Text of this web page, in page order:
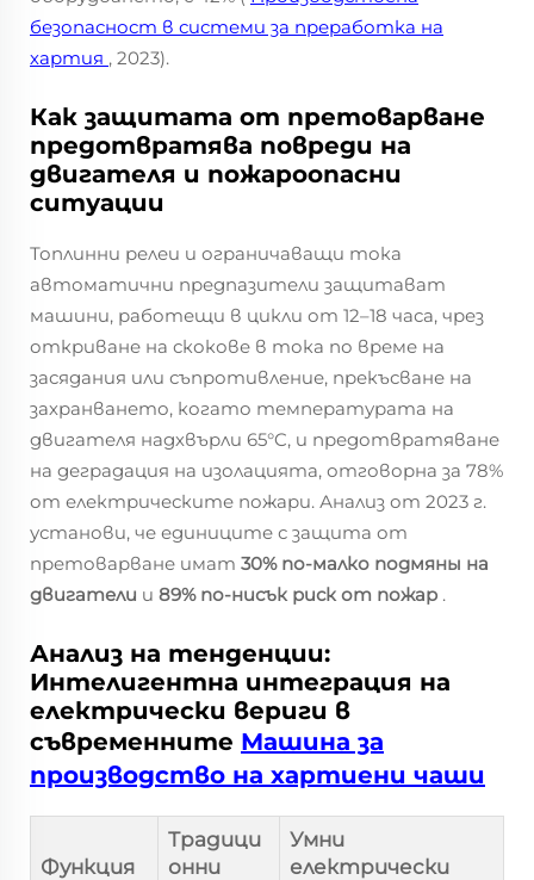
безопасност в системи за преработка на
хартия , 2023).
Как защитата от претоварване
предотвратява повреди на
двигателя и пожароопасни
ситуации
Топлинни релеи и ограничаващи тока
автоматични предпазители защитават
машини, работещи в цикли от 12–18 часа, чрез
откриване на скокове в тока по време на
засядания или съпротивление, прекъсване на
захранването, когато температурата на
двигателя надхвърли 65°C, и предотвратяване
на деградация на изолацията, отговорна за 78%
от електрическите пожари. Анализ от 2023 г.
установи, че единиците с защита от
претоварване имат 30% по-малко подмяны на
двигатели и 89% по-нисък риск от пожар .
Анализ на тенденции:
Интелигентна интеграция на
електрически вериги в
съвременните Машина за
производство на хартиени чаши
Функция
Традици
онни
Умни
електрически